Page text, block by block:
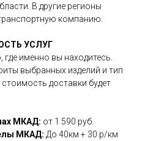
В другие регионы
компанию.
УСЛУГ
именно вы находитесь.
выбранных изделий и тип
доставки будет
МКАД: от 1 590 руб.
МКАД: До 40км + 30 р/км